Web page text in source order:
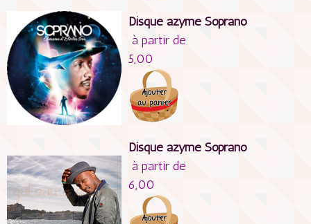
Disque azyme Soprano
à partir de
5,00
Disque azyme Soprano
à partir de
6,00